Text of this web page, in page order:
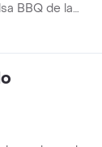
BBQ de la
La Barra 2024